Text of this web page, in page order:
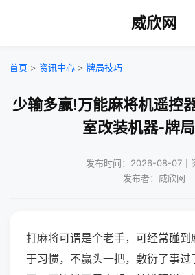
威欣网
首页 > 资讯中心 > 牌局技巧
少输多赢!万能麻将机遥控
室改装机器-牌
发布时间：2026-08-07｜
发布者：威欣网
打麻将可谓是个老手，可经常碰到
于习惯，不赢头一把，敷衍了事过